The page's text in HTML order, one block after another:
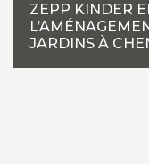
ZEPP KINDER
JARDINS À